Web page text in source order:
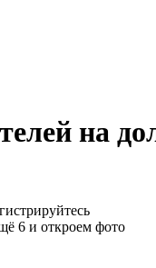
на
6 и откроем фото